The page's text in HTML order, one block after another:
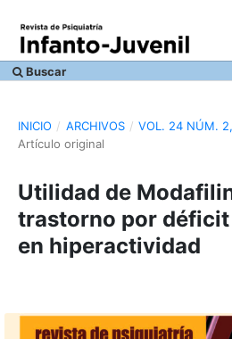
Buscar
INICIO / ARCHIVOS / VOL. 24 NÚM.
Artículo original
Utilidad de
trastorno por
en hiperactividad